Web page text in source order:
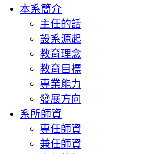
本系簡介
主任的話
設系源起
教育理念
教育目標
專業能力
發展方向
系所師資
專任師資
兼任師資